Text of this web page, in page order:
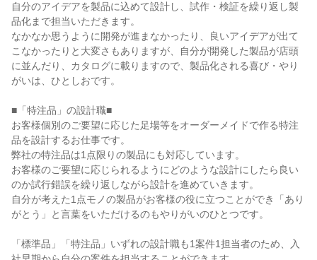
自分のアイデアを製品に込めて設計し、試作・検証を繰り返し製
品化まで担当いただきます。
なかなか思うように開発が進まなかったり、良いアイデアが出て
こなかったりと大変さもありますが、自分が開発した製品が店頭
に並んだり、カタログに載りますので、製品化される喜び・やり
がいは、ひとしおです。
■「特注品」の設計職■
お客様個別のご要望に応じた足場等をオーダーメイドで作る特注
品を設計するお仕事です。
弊社の特注品は1点限りの製品にも対応しています。
お客様のご要望に応じられるようにどのような設計にしたら良い
のか試行錯誤を繰り返しながら設計を進めていきます。
自分が考えた1点モノの製品がお客様の役に立つことができ「あり
がとう」と言葉をいただけるのもやりがいのひとつです。
「標準品」「特注品」いずれの設計職も1案件1担当者のため、入